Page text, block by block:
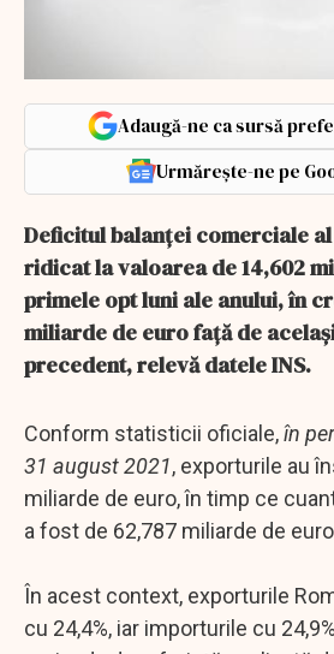
Adaugă-ne ca sursă
Urmărește-ne pe
Deficitul balanţei comerciale
ridicat la valoarea de 14,602
primele opt luni ale anului, în
miliarde de euro faţă de
precedent, relevă datele INS.
Conform statisticii oficiale,în
31 august 2021, exporturile au
miliarde de euro, în timp ce
a fost de 62,787 miliarde de
În acest context, exporturile
cu 24,4%, iar importurile cu